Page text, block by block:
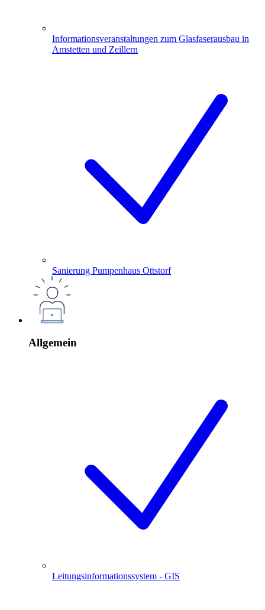
Informationsveranstaltungen zum Glasfaserausbau in
Amstetten und Zeillern
Sanierung Pumpenhaus Ottstorf
Allgemein
Leitungsinformationssystem - GIS